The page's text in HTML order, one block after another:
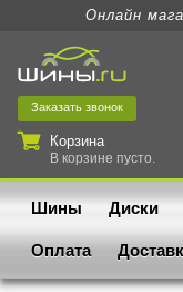
Онлайн
Заказать звонок
Корзина
В корзине пусто.
Шины Диски
Оплата